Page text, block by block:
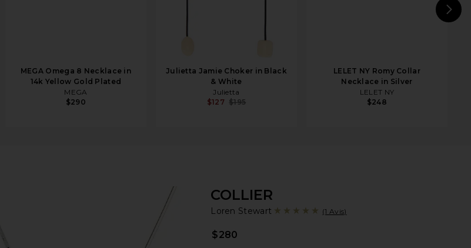
MEGA Omega 8 Necklace in
14k Yellow Gold Plated
MEGA
$290
Julietta Jamie Choker in Black
& White
Julietta
$127 $195
LELET NY Romy Collar
Necklace in Silver
LELET NY
$248
COLLIER
Loren Stewart (1 Avis)
$280